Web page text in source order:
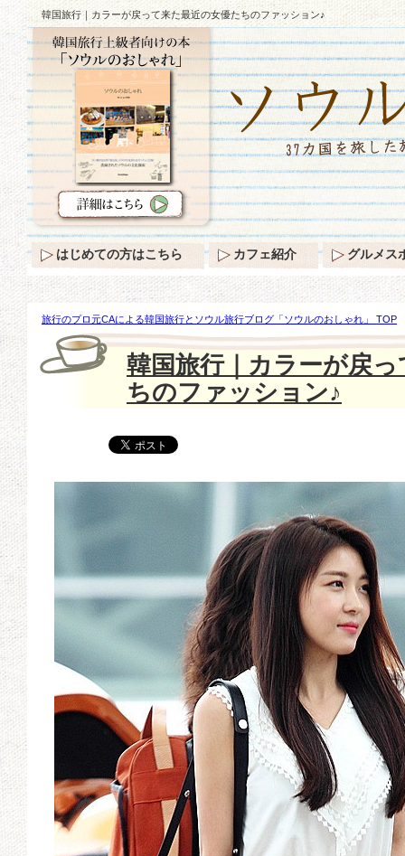
韓国旅行｜カラーが戻って来た最近の女優たちのファッション♪
旅行のプロ元CAによる韓国旅行とソウル旅行ブログ「ソウルのおしゃれ」 TOP
戻って来た最近の女優たちのファッション♪
韓国旅行｜カラーが戻
ちのファッション♪
はじめての方はこちら カフェ紹介 グルメス